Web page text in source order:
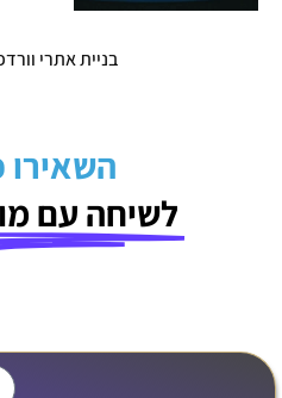
בניית אתרי
השאירו
לשיחה עם